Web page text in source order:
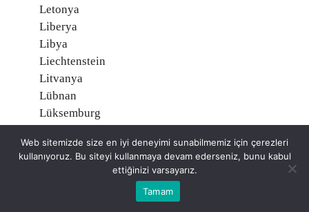
Letonya
Liberya
Libya
Liechtenstein
Litvanya
Lübnan
Lüksemburg
Madagaskar
Makau (Makao)
Web sitemizde size en iyi deneyimi sunabilmemiz için çerezleri
kullanıyoruz. Bu siteyi kullanmaya devam ederseniz, bunu kabul
ettiğinizi varsayarız.
Tamam